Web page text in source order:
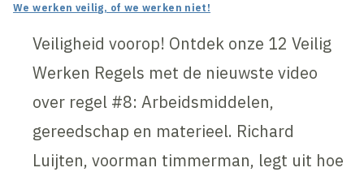
We werken veilig, of we werken niet!
Veiligheid voorop! Ontdek onze 12 Veilig
Werken Regels met de nieuwste video
over regel #8: Arbeidsmiddelen,
gereedschap en materieel. Richard
Luijten, voorman timmerman, legt uit hoe